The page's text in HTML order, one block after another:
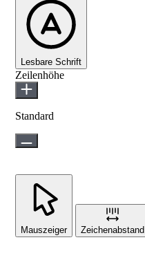
Lesbare Schrift
Zeilenhöhe
Standard
Mauszeiger Zeichenabstand